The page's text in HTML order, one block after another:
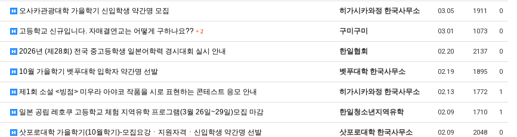
오사카관광대학 가을학기 신입학생 약간명 모집 히가시카와정 한국사무소 03.05 1911 0
고등학교 신규입니다. 자매결연교는 어떻게 구하나요?? + 2 구미구미 03.01 1073 0
2026년 (제28회) 전국 중고등학생 일본어학력 경시대회 실시 안내 한일협회 02.20 2137 0
10월 가을학기 벳푸대학 입학자 약간명 선발 벳푸대학 한국사무소 02.19 1895 0
제1회 소설 <빙점> 미우라 아야코 작품을 시로 표현하는 콘테스트 응모 안내 히가시카와정 한국사무소 02.13 1772 1
일본 공립 레호쿠 고등학교 체험 지역유학 프로그램(3월 26일~29일)모집 마감 한일청소년지역유학 02.09 1710 1
삿포로대학 가을학기(10월학기)-모집요강ㆍ지원자격ㆍ신입학생 약간명 선발 삿포로대학 한국사무소 02.09 2048 0